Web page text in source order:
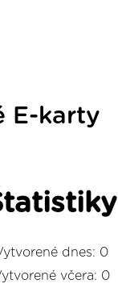
E-karty
dnes: 0
včera: 0